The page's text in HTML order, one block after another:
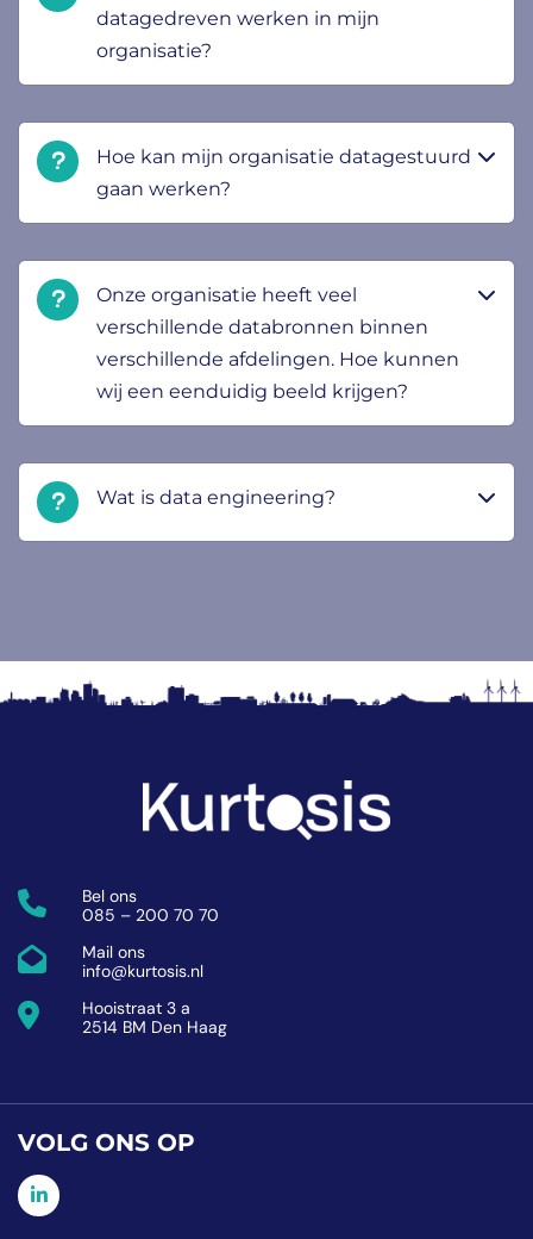
datagedreven werken in mijn
organisatie?
Hoe kan mijn organisatie datagestuurd
gaan werken?
Onze organisatie heeft veel
verschillende databronnen binnen
verschillende afdelingen. Hoe kunnen
wij een eenduidig beeld krijgen?
Wat is data engineering?
Bel ons
085 – 200 70 70
Mail ons
info@kurtosis.nl
Hooistraat 3 a
2514 BM Den Haag
VOLG ONS OP